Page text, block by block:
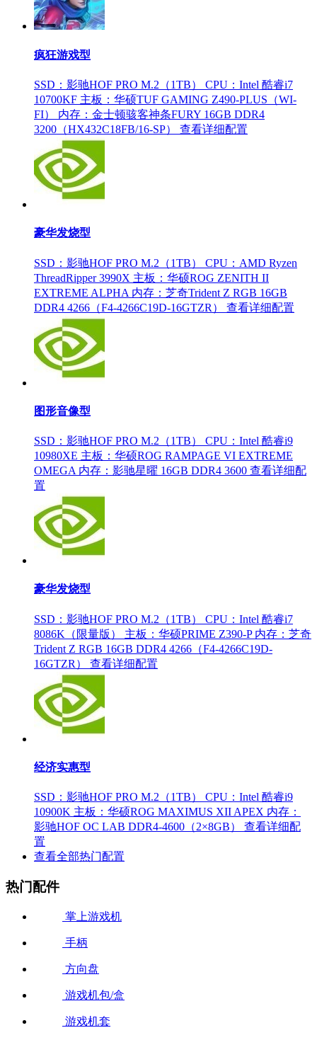
疯狂游戏型
SSD：影驰HOF PRO M.2（1TB）
CPU：Intel 酷睿i7
10700KF 主板：华硕TUF GAMING Z490-PLUS（WI-
FI）
内存：金士顿骇客神条FURY 16GB DDR4
3200（HX432C18FB/16-SP）
查看详细配置
豪华发烧型
SSD：影驰HOF PRO M.2（1TB）
CPU：AMD Ryzen
ThreadRipper 3990X 主板：华硕ROG ZENITH II
EXTREME ALPHA 内存：芝奇Trident Z RGB 16GB
DDR4 4266（F4-4266C19D-16GTZR）
查看详细配置
图形音像型
SSD：影驰HOF PRO M.2（1TB）
CPU：Intel 酷睿i9
10980XE 主板：华硕ROG RAMPAGE VI EXTREME
OMEGA 内存：影驰星曜 16GB DDR4 3600 查看详细配
置
豪华发烧型
SSD：影驰HOF PRO M.2（1TB）
CPU：Intel 酷睿i7
8086K（限量版）
主板：华硕PRIME Z390-P 内存：芝奇
Trident Z RGB 16GB DDR4 4266（F4-4266C19D-
16GTZR）
查看详细配置
经济实惠型
SSD：影驰HOF PRO M.2（1TB）
CPU：Intel 酷睿i9
10900K 主板：华硕ROG MAXIMUS XII APEX 内存：
影驰HOF OC LAB DDR4-4600（2×8GB）
查看详细配
置
查看全部热门配置
热门配件
掌上游戏机
手柄
方向盘
游戏机包/盒
游戏机套